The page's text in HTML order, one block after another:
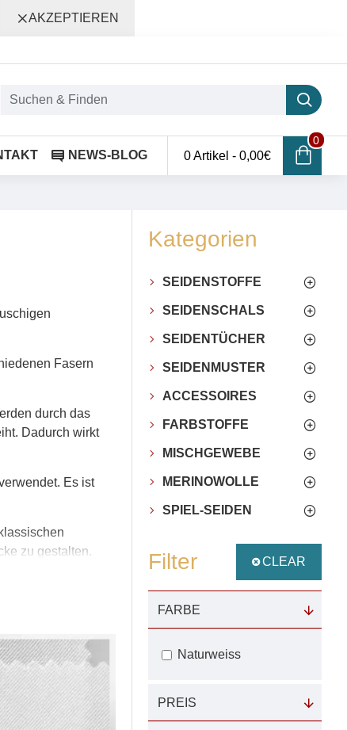
AKZEPTIEREN
NEWS-BLOG 0 Artikel - 0,00€
0
Fasern
durch das
Dadurch wirkt
Es ist
zu gestalten.
Kategorien
SEIDENSTOFFE
SEIDENSCHALS
SEIDENTÜCHER
SEIDENMUSTER
ACCESSOIRES
FARBSTOFFE
MISCHGEWEBE
MERINOWOLLE
SPIEL-SEIDEN
Filter CLEAR
PREIS
FARBE
Naturweiss